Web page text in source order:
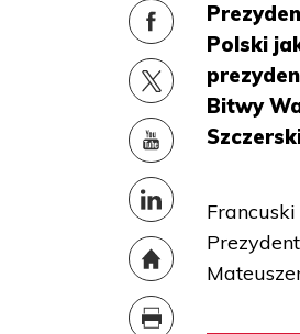
Polski
Bitwy